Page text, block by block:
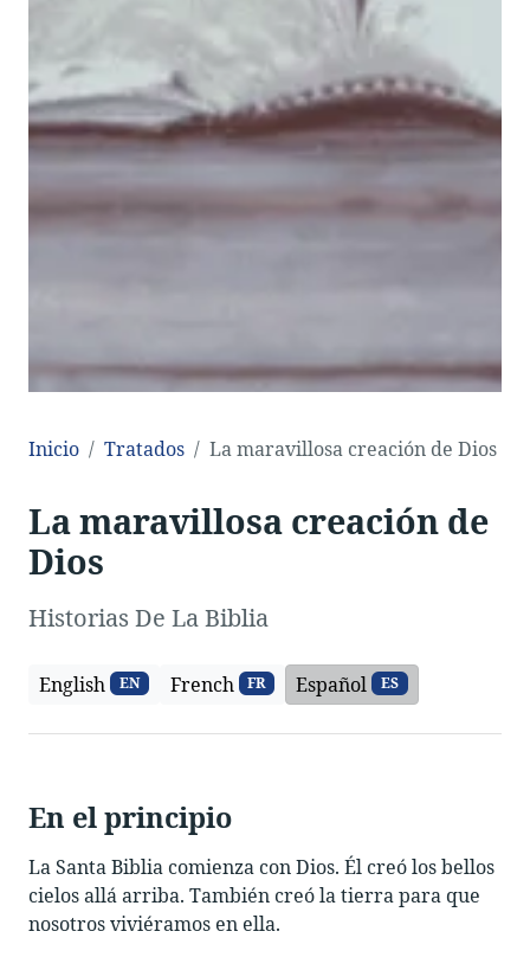
Inicio Tratados La maravillosa creación de Dios
La maravillosa creación de
Dios
Historias De La Biblia
English EN French FR Español ES
En el principio
La Santa Biblia comienza con Dios. Él creó los bellos
cielos allá arriba. También creó la tierra para que
nosotros viviéramos en ella.